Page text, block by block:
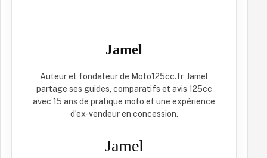
Jamel
Auteur et fondateur de Moto125cc.fr, Jamel
partage ses guides, comparatifs et avis 125cc
avec 15 ans de pratique moto et une expérience
d’ex-vendeur en concession.
Jamel